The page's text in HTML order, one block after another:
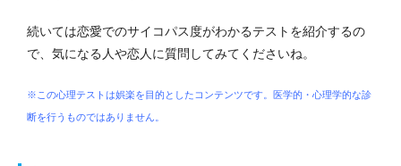
続いては恋愛でのサイコパス度がわかるテストを紹介するの
で、気になる人や恋人に質問してみてくださいね。
※この心理テストは娯楽を目的としたコンテンツです。医学的・心理学的な診
断を行うものではありません。